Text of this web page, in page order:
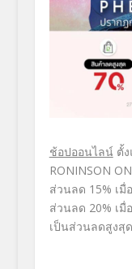
ช้อปออนไลน์ ตั้
RONINSON
ส่วนลด 15% เมื่
ส่วนลด 20% เมื่
เป็นส่วนลดสูงสุด